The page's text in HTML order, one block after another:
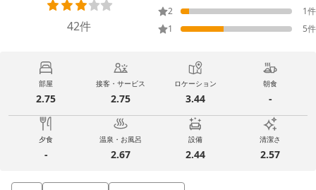
42件
2
1件
1
5件
部屋
2.75
接客・サービス
2.75
ロケーション
3.44
朝食
-
夕食
-
温泉・お風呂
2.67
設備
2.44
清潔さ
2.57